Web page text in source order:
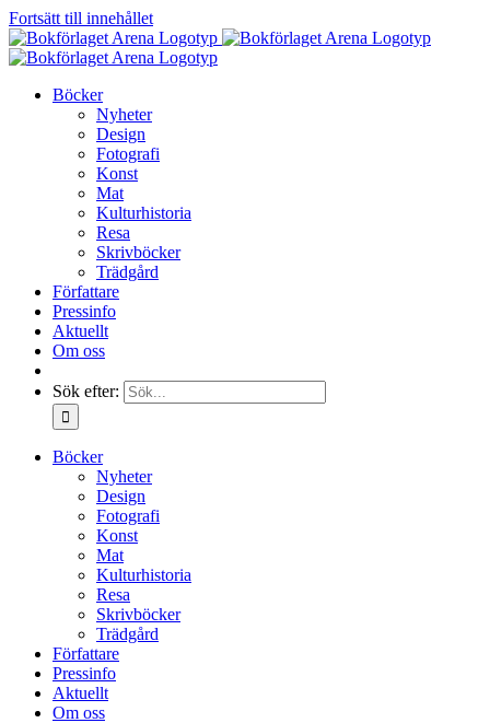
Fortsätt till innehållet
Böcker
Nyheter
Design
Fotografi
Konst
Mat
Kulturhistoria
Resa
Skrivböcker
Trädgård
Författare
Pressinfo
Aktuellt
Om oss
Sök efter:
Böcker
Nyheter
Design
Fotografi
Konst
Mat
Kulturhistoria
Resa
Skrivböcker
Trädgård
Författare
Pressinfo
Aktuellt
Om oss